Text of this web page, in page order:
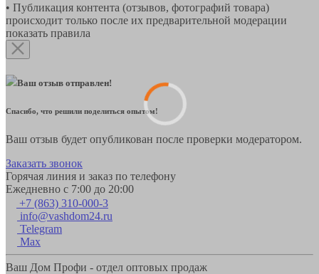
• Публикация контента (отзывов, фотографий товара)
происходит только после их предварительной модерации
показать правила
Ваш отзыв отправлен!
Спасибо, что решили поделиться опытом!
Ваш отзыв будет опубликован после проверки модератором.
Заказать звонок
Горячая линия и заказ по телефону
Ежедневно с 7:00 до 20:00
+7 (863) 310-000-3
info@vashdom24.ru
Telegram
Max
Ваш Дом Профи - отдел оптовых продаж